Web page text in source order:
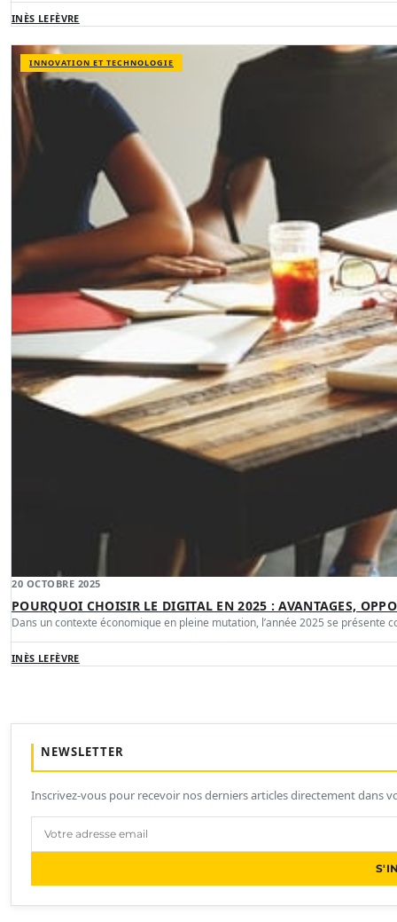
INÈS LEFÈVRE
INNOVATION ET TECHNOLOGIE
20 OCTOBRE 2025
POURQUOI CHOISIR LE DIGITAL EN 2025 : AVANTAGES,
Dans un contexte économique en pleine mutation, l’année 2025 se présente
INÈS LEFÈVRE
NEWSLETTER
Inscrivez-vous pour recevoir nos derniers articles directement dans